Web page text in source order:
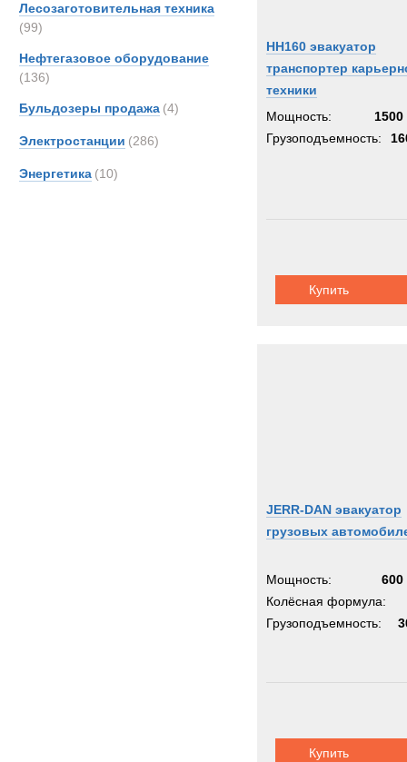
Лесозаготовительная техника
(99)
Нефтегазовое оборудование
(136)
Бульдозеры продажа (4)
Электростанции (286)
Энергетика (10)
HH160 эвакуатор
транспортер
техники
Мощность:
1500
Грузоподъемность:
Купить
JERR-DAN эвакуатор
грузовых
Мощность:
600
Колёсная формула:
Грузоподъемность:
Купить